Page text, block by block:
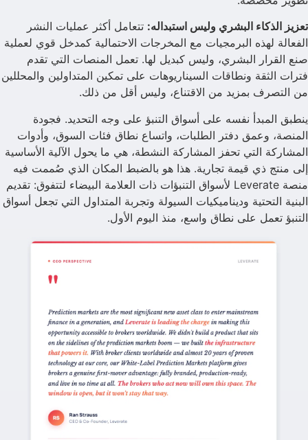
تعزيز الذكاء البشري وليس استبداله: تتعامل أكثر عمليات النشر
الفعالة لهذه البرمجيات مع المخرجات الاحتمالية كمدخل قوي لعملية
صنع القرار البشري، وليس كبديل لها. تعمل المنصات التي تقدم
فترات الثقة ونطاقات السيناريوهات على تمكين المتداولين والمحللين
من التصرف بمزيد من الاقتناع، وليس أقل من ذلك.
ينطبق المبدأ نفسه على أسواق التنبؤ على وجه التحديد. فجودة
المنصة، وعمق دفتر الطلبات، واتساع نطاق فئات السوق، وأدوات
المشاركة التي تحفز المشاركة النشطة، هي ما يحول الآلية الأساسية
إلى منتج ذي قيمة تجارية. هذا هو بالضبط المكان الذي صُممت فيه
منصة Leverate لأسواق التنبؤات ذات العلامة البيضاء لتتفوق: تقديم
البنية التحتية وديناميكيات السيولة وتجربة المتداول التي تجعل أسواق
التنبؤ تعمل على نطاق واسع، منذ اليوم الأول.